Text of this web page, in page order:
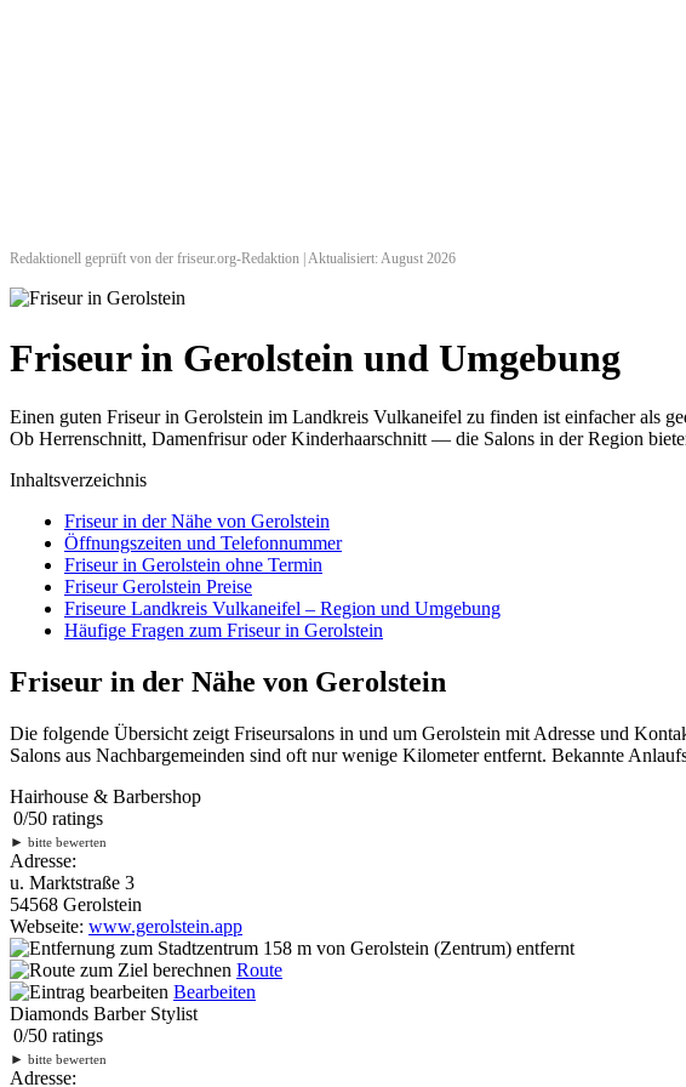
Redaktionell geprüft von der friseur.org-Redaktion | Aktualisiert: August 2026
Friseur in Gerolstein und Umgebung
Einen guten Friseur in Gerolstein im Landkreis Vulkaneifel zu finden ist einfacher als
Ob Herrenschnitt, Damenfrisur oder Kinderhaarschnitt — die Salons in der Region
Inhaltsverzeichnis
Friseur in der Nähe von Gerolstein
Öffnungszeiten und Telefonnummer
Friseur in Gerolstein ohne Termin
Friseur Gerolstein Preise
Friseure Landkreis Vulkaneifel – Region und Umgebung
Häufige Fragen zum Friseur in Gerolstein
Friseur in der Nähe von Gerolstein
Die folgende Übersicht zeigt Friseursalons in und um Gerolstein mit Adresse und
Salons aus Nachbargemeinden sind oft nur wenige Kilometer entfernt. Bekannte
Hairhouse & Barbershop
0/50 ratings
► bitte bewerten
Adresse:
u. Marktstraße 3
54568 Gerolstein
Webseite: www.gerolstein.app
158 m von Gerolstein (Zentrum) entfernt
Route
Bearbeiten
Diamonds Barber Stylist
0/50 ratings
► bitte bewerten
Adresse: